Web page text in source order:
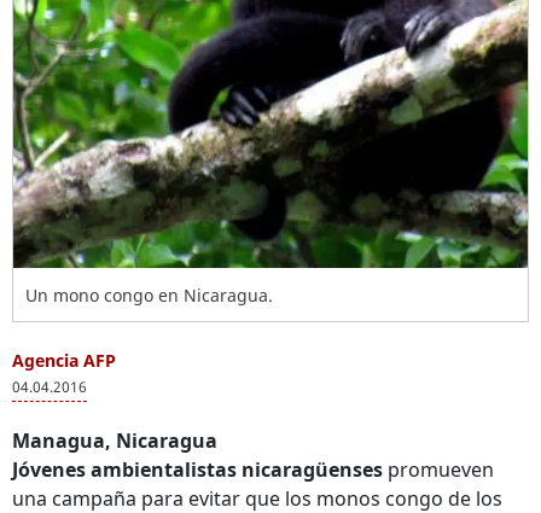
Un mono congo en Nicaragua.
Agencia AFP
04.04.2016
Managua, Nicaragua
Jóvenes ambientalistas nicaragüenses promueven
una campaña para evitar que los monos congo de los